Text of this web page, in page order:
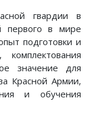
гвардии в
первого в мире
подготовки и
значение для
Красной Армии,
и обучения